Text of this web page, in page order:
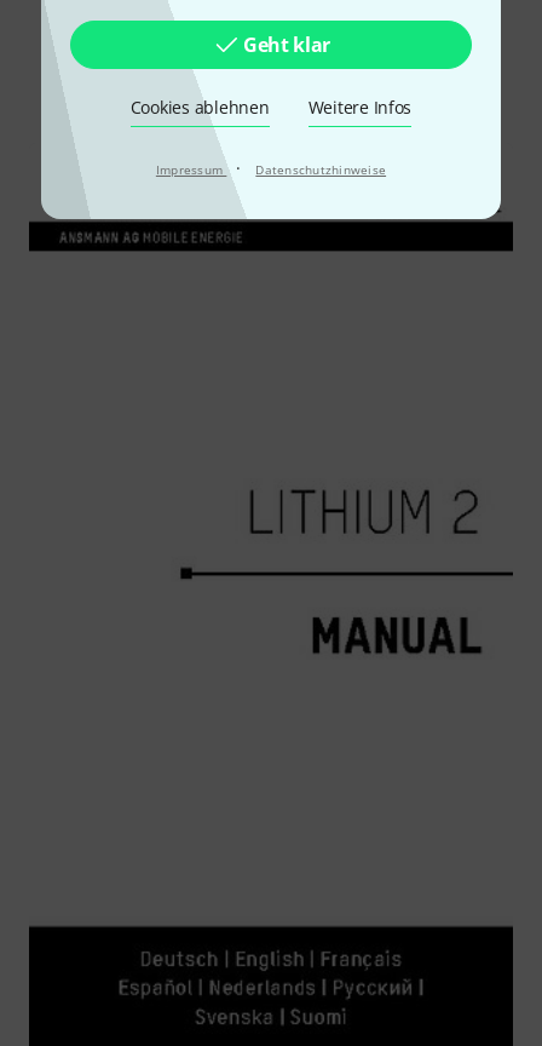
Geht klar
Cookies ablehnen Weitere Infos
Impressum · Datenschutzhinweise
Schon gewusst?
Alle